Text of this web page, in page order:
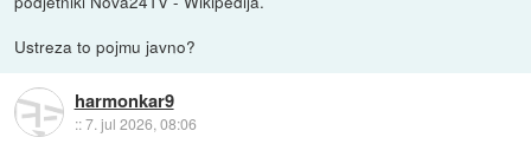
Ustreza to pojmu javno?
harmonkar9
::7. jul 2026, 08:06